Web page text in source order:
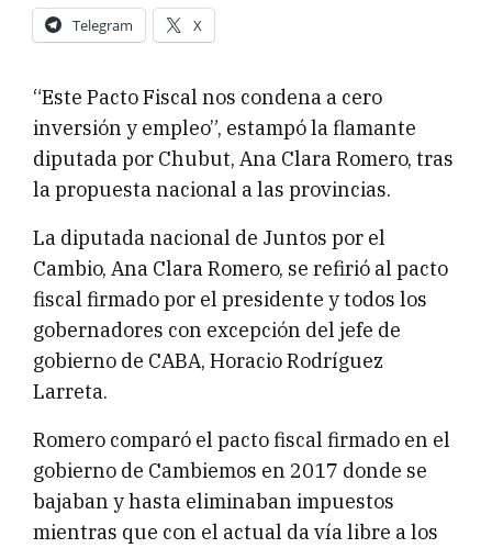
Telegram X
“Este Pacto Fiscal nos condena a cero
inversión y empleo”, estampó la flamante
diputada por Chubut, Ana Clara Romero, tras
la propuesta nacional a las provincias.
La diputada nacional de Juntos por el
Cambio, Ana Clara Romero, se refirió al pacto
fiscal firmado por el presidente y todos los
gobernadores con excepción del jefe de
gobierno de CABA, Horacio Rodríguez
Larreta.
Romero comparó el pacto fiscal firmado en el
gobierno de Cambiemos en 2017 donde se
bajaban y hasta eliminaban impuestos
mientras que con el actual da vía libre a los